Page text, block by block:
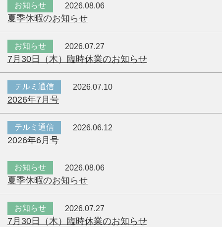
お知らせ 2026.08.06
夏季休暇のお知らせ
お知らせ 2026.07.27
7月30日（木）臨時休業のお知らせ
テルミ通信 2026.07.10
2026年7月号
テルミ通信 2026.06.12
2026年6月号
お知らせ 2026.08.06
夏季休暇のお知らせ
お知らせ 2026.07.27
7月30日（木）臨時休業のお知らせ